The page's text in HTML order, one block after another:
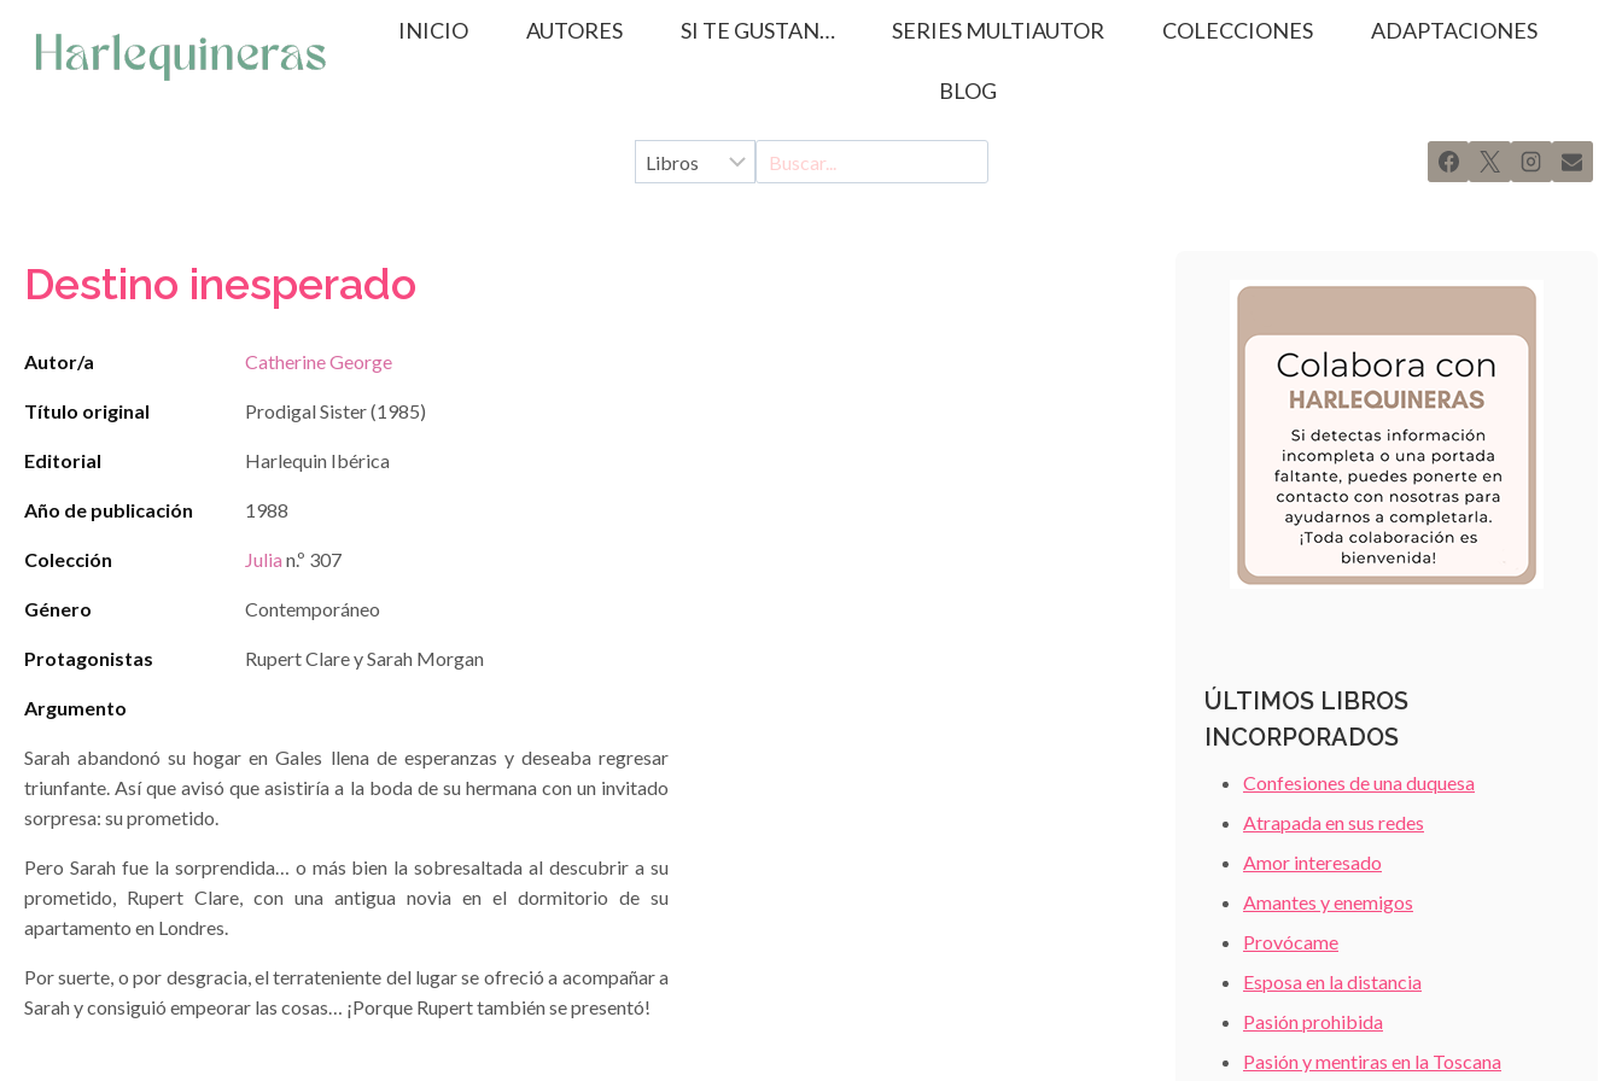
contenido
INICIO AUTORES SI TE GUSTAN… SERIES MULTIAUTOR COLECCIONES ADAPTACIONES
BLOG
Destino inesperado
Autor/a Catherine George
Título original Prodigal Sister (1985)
Editorial Harlequin Ibérica
Año de publicación 1988
Colección Julia n.º 307
Género Contemporáneo
Protagonistas Rupert Clare y Sarah Morgan
Argumento
Sarah abandonó su hogar en Gales llena de esperanzas y deseaba regresar
triunfante. Así que avisó que asistiría a la boda de su hermana con un invitado
sorpresa: su prometido.
Pero Sarah fue la sorprendida… o más bien la sobresaltada al descubrir a su
prometido, Rupert Clare, con una antigua novia en el dormitorio de su
apartamento en Londres.
Por suerte, o por desgracia, el terrateniente del lugar se ofreció a acompañar a
Sarah y consiguió empeorar las cosas… ¡Porque Rupert también se presentó!
ÚLTIMOS LIBROS
INCORPORADOS
Confesiones de una duquesa
Atrapada en sus redes
Amor interesado
Amantes y enemigos
Provócame
Esposa en la distancia
Pasión prohibida
Pasión y mentiras en la Toscana